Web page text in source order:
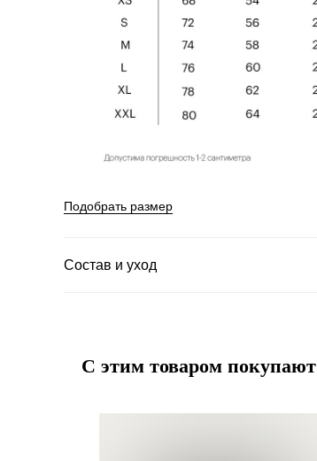
Подобрать размер
Состав и уход
С этим товаром покупают